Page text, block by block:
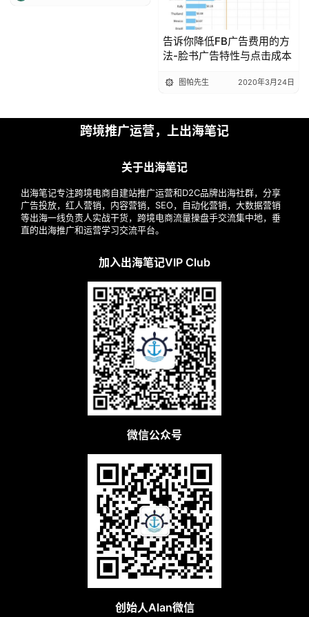
告诉你降低FB广告费用的方
法-脸书广告特性与点击成本
图帕先生 2020年3月24日
跨境推广运营，上出海笔记
关于出海笔记
出海笔记专注跨境电商自建站推广运营和D2C品牌出海社群，分享
广告投放，红人营销，内容营销，SEO，自动化营销，大数据营销
等出海一线负责人实战干货，跨境电商流量操盘手交流集中地，垂
直的出海推广和运营学习交流平台。
加入出海笔记VIP Club
微信公众号
创始人Alan微信